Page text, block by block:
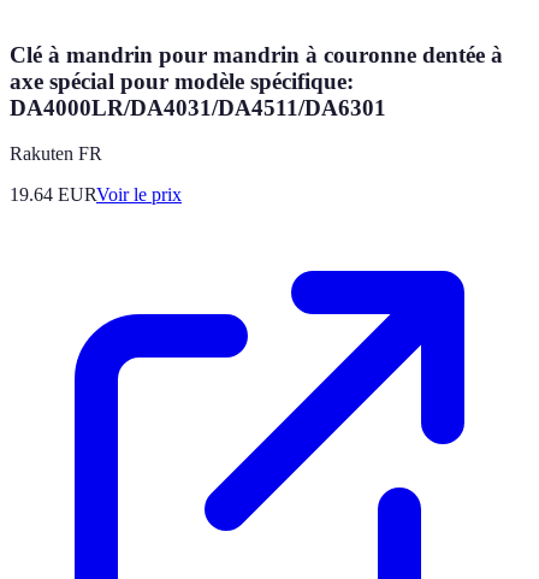
Clé à mandrin pour mandrin à couronne dentée à
axe spécial pour modèle spécifique:
DA4000LR/DA4031/DA4511/DA6301
Rakuten FR
19.64 EURVoir le prix